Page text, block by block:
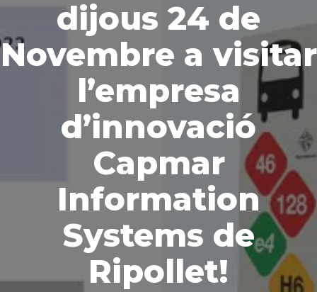
dijous 24 de
Novembre a visitar
l’empresa
d’innovació
Capmar
Information
Systems de
Ripollet!